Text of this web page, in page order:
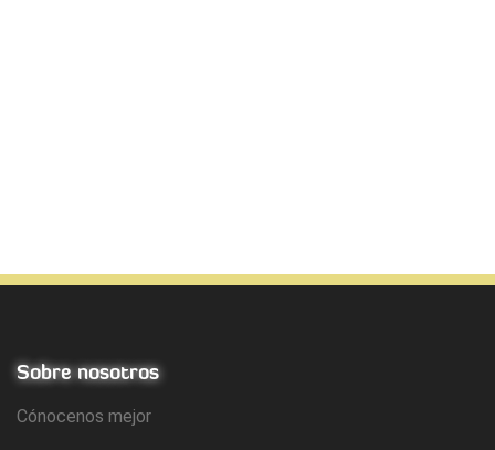
Sobre nosotros
Cónocenos mejor